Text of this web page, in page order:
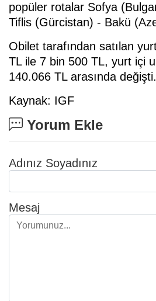
popüler rotalar Sofya
Tiflis (Gürcistan) - Bakü
Obilet tarafından satılan
TL ile 7 bin 500 TL, yurt içi
140.066 TL arasında değişti.
Kaynak: IGF
Yorum Ekle
Adınız Soyadınız
Mesaj